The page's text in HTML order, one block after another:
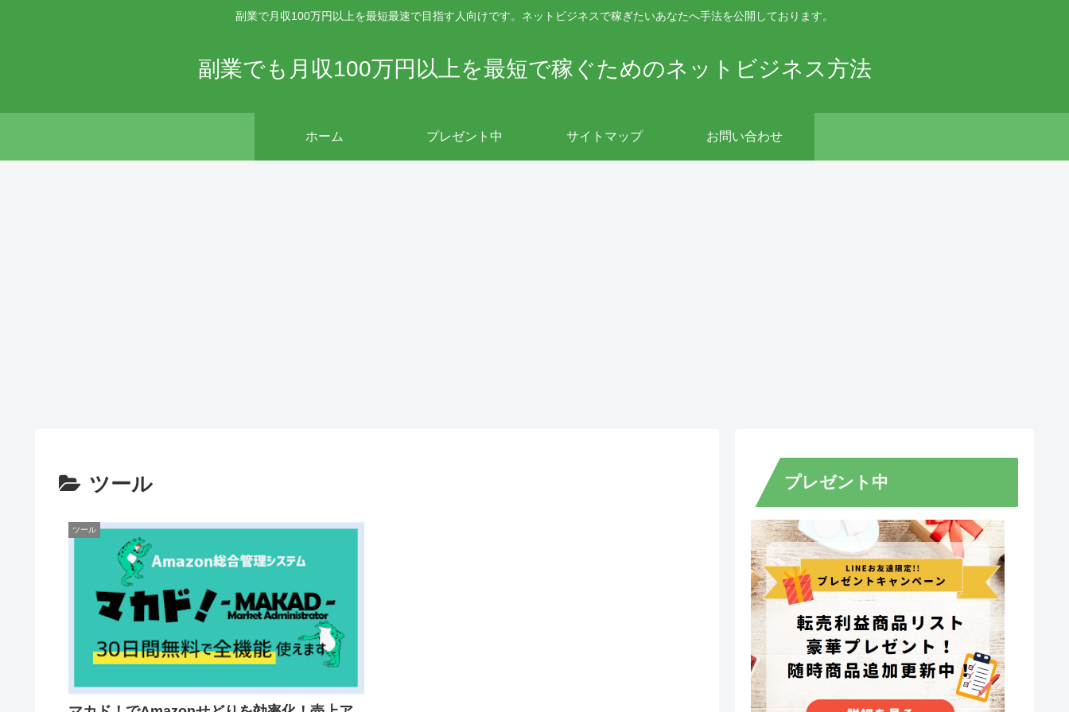
副業で月収100万円以上を最短最速で目指す人向けです。ネットビジネスで稼ぎたいあなたへ手法を公開しております。
副業でも月収100万円以上を最短で稼ぐためのネットビジネス方法
ホーム プレゼント中 サイトマップ お問い合わせ
ツール
ツール
プレゼント中